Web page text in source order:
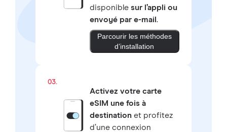
disponible sur l’appli ou
envoyé par e-mail .
Parcourir les méthodes
d’installation
03.
Activez votre carte
eSIM une fois à
destinationet profitez
d’une connexion